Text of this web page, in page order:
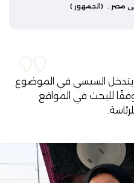
مصر . (الجمهور )
يتدخل السيسي في الموضوع
للبحث في المواقع